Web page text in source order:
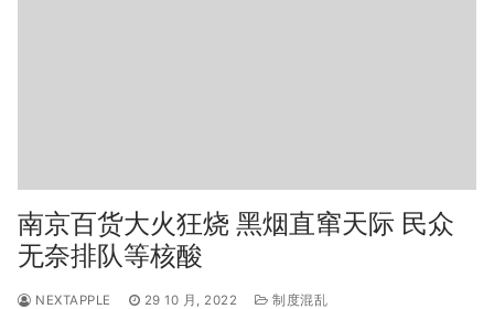
南京百货大火狂烧 黑烟直窜天际 民众
无奈排队等核酸
NEXTAPPLE 29 10 月, 2022 制度混乱